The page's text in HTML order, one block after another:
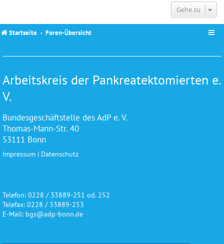
Gehe zu
Startseite Foren-Übersicht
Arbeitskreis der Pankreatektomierten e.
V.
Bundesgeschäftstelle des AdP e. V.
Thomas-Mann-Str. 40
53111 Bonn
Impressum | Datenschutz
Telefon: 0228 / 33889-251 od. 252
Telefax: 0228 / 33889-253
E-Mail: bgs@adp-bonn.de